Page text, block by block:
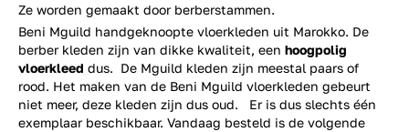
Ze worden gemaakt door berberstammen.
Beni Mguild handgeknoopte vloerkleden uit Marokko. De
berber kleden zijn van dikke kwaliteit, een hoogpolig
vloerkleed dus. De Mguild kleden zijn meestal paars of
rood. Het maken van de Beni Mguild vloerkleden gebeurt
niet meer, deze kleden zijn dus oud. Er is dus slechts één
exemplaar beschikbaar. Vandaag besteld is de volgende